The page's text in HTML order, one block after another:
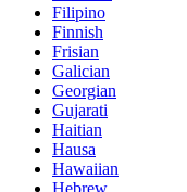
Filipino
Finnish
Frisian
Galician
Georgian
Gujarati
Haitian
Hausa
Hawaiian
Hebrew